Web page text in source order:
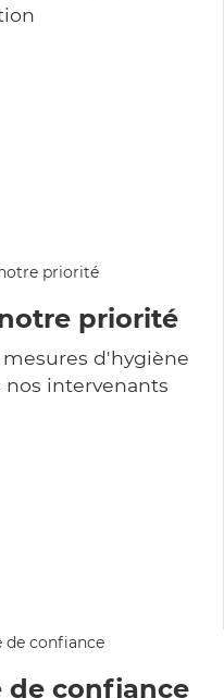
priorité
d'hygiène
intervenants
de confiance